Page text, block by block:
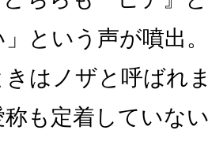
」という声が噴出
きはノザと呼ばれ
も定着していな